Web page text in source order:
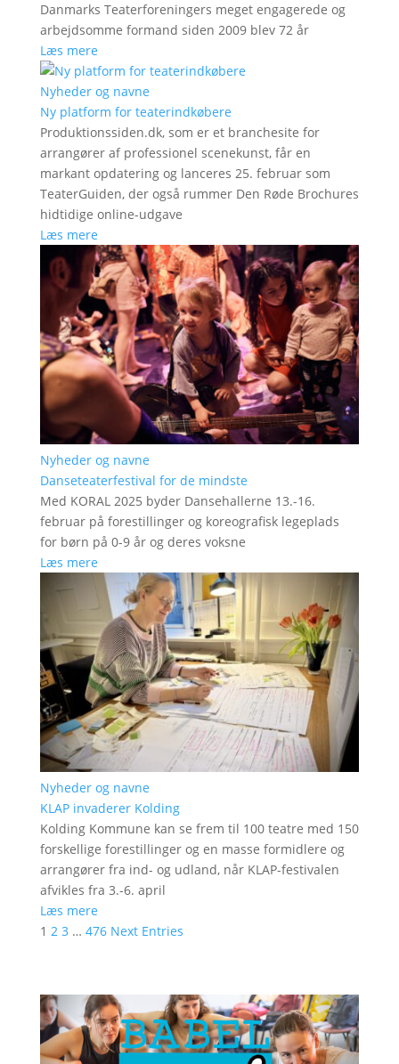
Danmarks Teaterforeningers meget engagerede og
arbejdsomme formand siden 2009 blev 72 år
Læs mere
Nyheder og navne
Ny platform for teaterindkøbere
Produktionssiden.dk, som er et branchesite for
arrangører af professionel scenekunst, får en
markant opdatering og lanceres 25. februar som
TeaterGuiden, der også rummer Den Røde Brochures
hidtidige online-udgave
Læs mere
Nyheder og navne
Danseteaterfestival for de mindste
Med KORAL 2025 byder Dansehallerne 13.-16.
februar på forestillinger og koreografisk legeplads
for børn på 0-9 år og deres voksne
Læs mere
Nyheder og navne
KLAP invaderer Kolding
Kolding Kommune kan se frem til 100 teatre med 150
forskellige forestillinger og en masse formidlere og
arrangører fra ind- og udland, når KLAP-festivalen
afvikles fra 3.-6. april
Læs mere
1 2 3 … 476 Next Entries